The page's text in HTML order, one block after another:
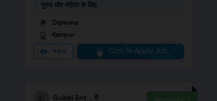
पुरुष और महिला के लिए
Diploma
Kanpur
View Click to Apply Job
Gubbi Ent... में